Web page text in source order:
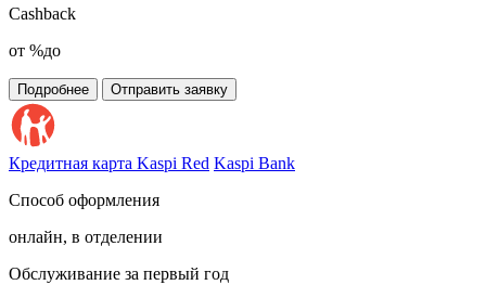
Cashback
от %до
Подробнее Отправить заявку
Кредитная карта Kaspi Red Kaspi Bank
Способ оформления
онлайн, в отделении
Обслуживание за первый год